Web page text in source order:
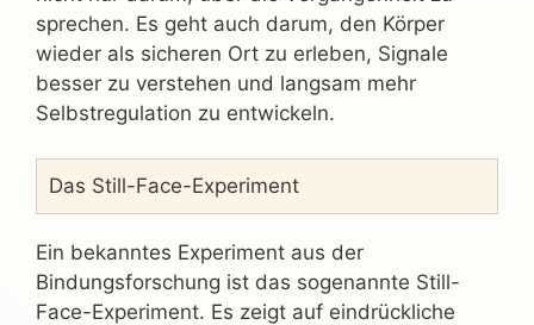
sprechen. Es geht auch darum, den Körper
wieder als sicheren Ort zu erleben, Signale
besser zu verstehen und langsam mehr
Selbstregulation zu entwickeln.
Das Still-Face-Experiment
Ein bekanntes Experiment aus der
Bindungsforschung ist das sogenannte Still-
Face-Experiment. Es zeigt auf eindrückliche